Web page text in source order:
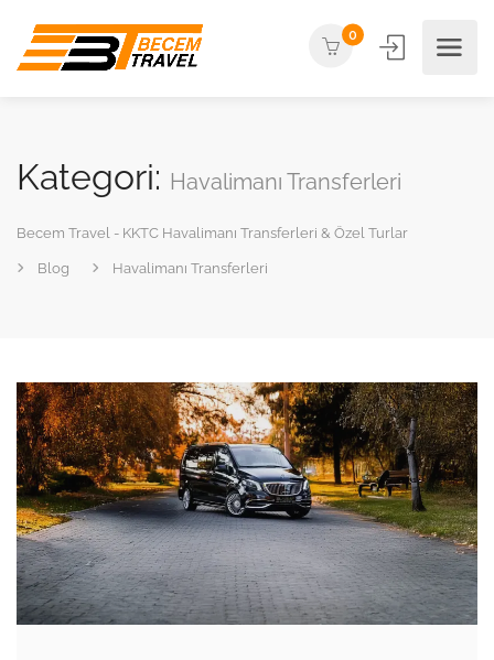
0
Kategori: Havalimanı Transferleri
Becem Travel - KKTC Havalimanı Transferleri & Özel Turlar
Blog Havalimanı Transferleri